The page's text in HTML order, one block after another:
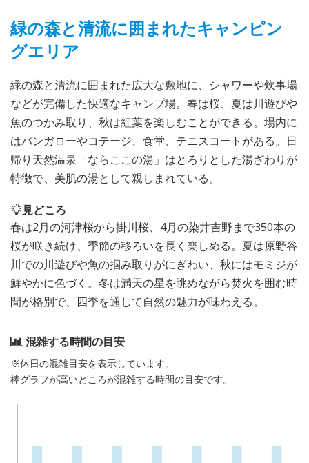
緑の森と清流に囲まれたキャンピン
グエリア
緑の森と清流に囲まれた広大な敷地に、シャワーや炊事場
などが完備した快適なキャンプ場。春は桜、夏は川遊びや
魚のつかみ取り、秋は紅葉を楽しむことができる。場内に
はバンガローやコテージ、食堂、テニスコートがある。日
帰り天然温泉「ならここの湯」はとろりとした湯ざわりが
特徴で、美肌の湯として親しまれている。
見どころ
春は2月の河津桜から掛川桜、4月の染井吉野まで350本の
桜が咲き続け、季節の移ろいを長く楽しめる。夏は原野谷
川での川遊びや魚の掴み取りがにぎわい、秋にはモミジが
鮮やかに色づく。冬は満天の星を眺めながら焚火を囲む時
間が格別で、四季を通して自然の魅力が味わえる。
混雑する時間の目安
※休日の混雑目安を表示しています。
棒グラフが高いところが混雑する時間の目安です。